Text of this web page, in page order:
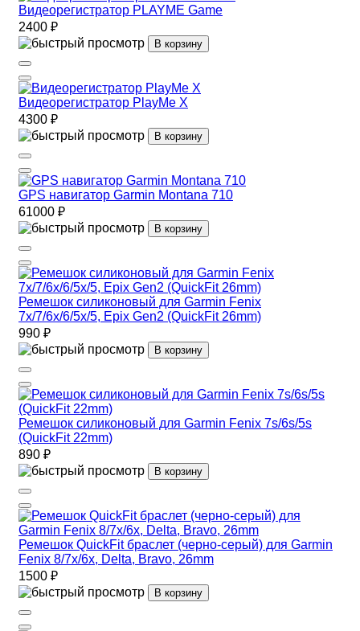
Видеорегистратор PLAYME Game
2400 ₽
В корзину
Видеорегистратор PlayMe X
4300 ₽
В корзину
GPS навигатор Garmin Montana 710
61000 ₽
В корзину
Ремешок силиконовый для Garmin Fenix
7x/7/6x/6/5x/5, Epix Gen2 (QuickFit 26mm)
990 ₽
В корзину
Ремешок силиконовый для Garmin Fenix 7s/6s/5s
(QuickFit 22mm)
890 ₽
В корзину
Ремешок QuickFit браслет (черно-серый) для Garmin
Fenix 8/7x/6x, Delta, Bravo, 26mm
1500 ₽
В корзину